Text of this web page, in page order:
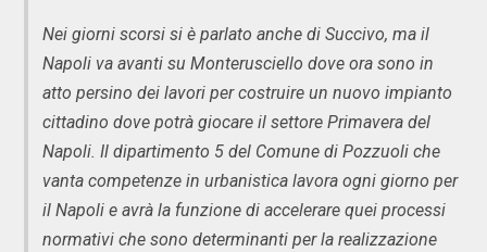
Nei giorni scorsi si è parlato anche di Succivo, ma il
Napoli va avanti su Monterusciello dove ora sono in
atto persino dei lavori per costruire un nuovo impianto
cittadino dove potrà giocare il settore Primavera del
Napoli. Il dipartimento 5 del Comune di Pozzuoli che
vanta competenze in urbanistica lavora ogni giorno per
il Napoli e avrà la funzione di accelerare quei processi
normativi che sono determinanti per la realizzazione